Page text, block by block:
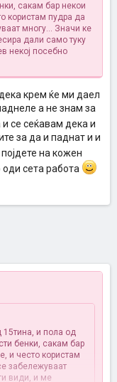
сакам бар некои
користам пудра да
многу... Значи ке
дали само туку
некој посебно
крем ќе ми даел
а не знам за
и се сеќавам дека и
за да и паднат и и
на кожен
оди сета работа
и пола од
бенки, сакам бар
и често користам
забележуваат
види, и ме